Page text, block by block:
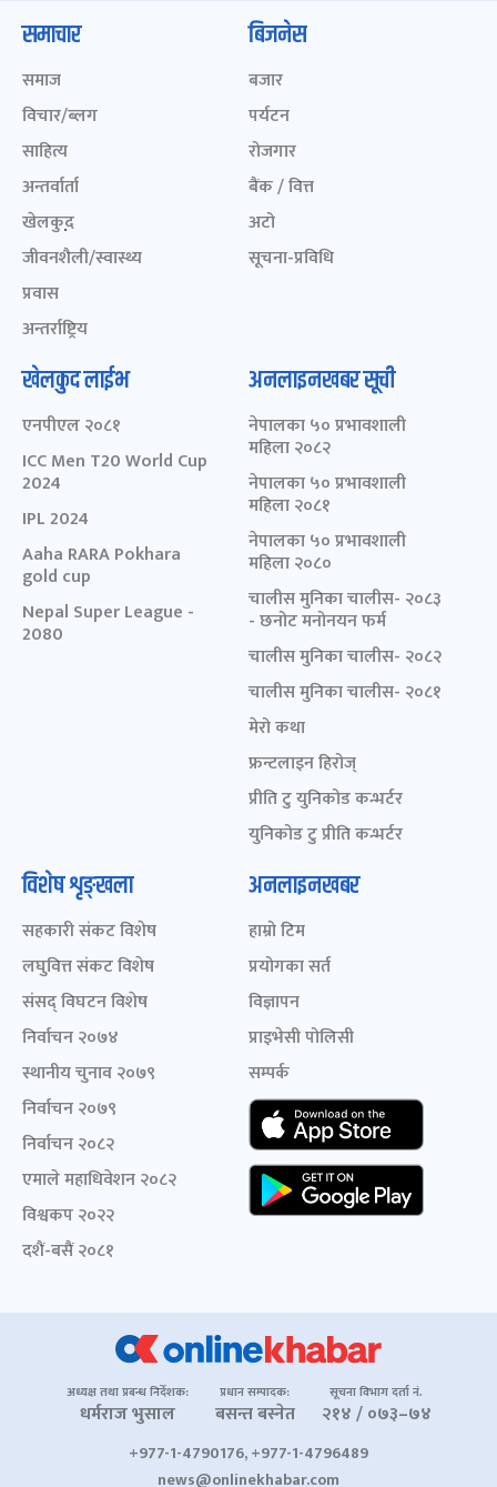
समाचार
समाज
विचार/ब्लग
साहित्य
अन्तर्वार्ता
खेलकुद़़
जीवनशैली/स्वास्थ्य
प्रवास
अन्तर्राष्ट्रिय
बिजनेस
बजार
पर्यटन
रोजगार
बैंक / वित्त
अटो
सूचना-प्रविधि
खेलकुद लाईभ
एनपीएल २०८१
ICC Men T20 World Cup
2024
IPL 2024
Aaha RARA Pokhara
gold cup
Nepal Super League -
2080
अनलाइनखबर सूची
नेपालका ५० प्रभावशाली
महिला २०८२
नेपालका ५० प्रभावशाली
महिला २०८१
नेपालका ५० प्रभावशाली
महिला २०८०
चालीस मुनिका चालीस- २०८३
- छनोट मनोनयन फर्म
चालीस मुनिका चालीस- २०८२
चालीस मुनिका चालीस- २०८१
मेरो कथा
फ्रन्टलाइन हिरोज्
प्रीति टु युनिकोड कन्भर्टर
युनिकोड टु प्रीति कन्भर्टर
विशेष शृङ्खला
सहकारी संकट विशेष
लघुवित्त संकट विशेष
संसद् विघटन विशेष
निर्वाचन २०७४
स्थानीय चुनाव २०७९
निर्वाचन २०७९
निर्वाचन २०८२
एमाले महाधिवेशन २०८२
विश्वकप २०२२
दशैं-बसैं २०८१
अनलाइनखबर
हाम्रो टिम
प्रयोगका सर्त
विज्ञापन
प्राइभेसी पोलिसी
सम्पर्क
अध्यक्ष तथा प्रबन्ध निर्देशक:
धर्मराज भुसाल
प्रधान सम्पादक:
बसन्त बस्नेत
सूचना विभाग दर्ता नं.
२१४ / ०७३–७४
+977-1-4790176, +977-1-4796489
news@onlinekhabar.com